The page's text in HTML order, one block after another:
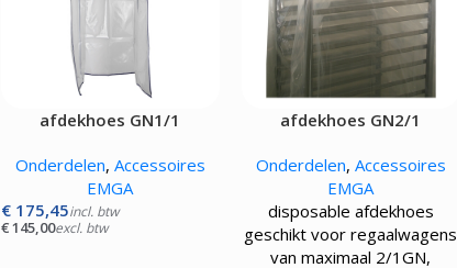
afdekhoes GN1/1
Onderdelen, Accessoires
EMGA
€175,45incl. btw
€145,00excl. btw
afdekhoes GN2/1
Onderdelen, Accessoires
EMGA
disposable afdekhoes
geschikt voor regaalwagens
van maximaal 2/1GN,